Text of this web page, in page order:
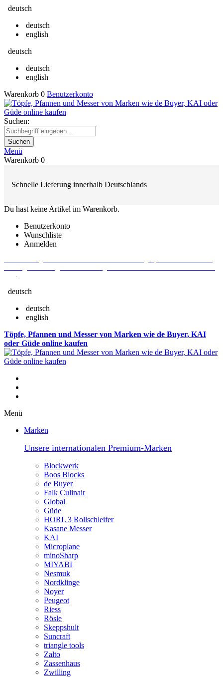
deutsch
deutsch
english
deutsch
deutsch
english
Warenkorb 0 Benutzerkonto
Suchen:
Suchen
Menü
Warenkorb 0
Schnelle Lieferung innerhalb Deutschlands
Du hast keine Artikel im Warenkorb.
Benutzerkonto
Wunschliste
Anmelden
.
deutsch
deutsch
english
Töpfe, Pfannen und Messer von Marken wie de Buyer, KAI
oder Güde online kaufen
Menü
Marken
Unsere internationalen Premium-Marken
Blockwerk
Boos Blocks
de Buyer
Falk Culinair
Global
Güde
HORL 3 Rollschleifer
Kasane Messer
KAI
Microplane
minoSharp
MIYABI
Nesmuk
Nordklinge
Noyer
Peugeot
Riess
Rösle
Skeppshult
Suncraft
triangle tools
Zalto
Zassenhaus
Zwilling